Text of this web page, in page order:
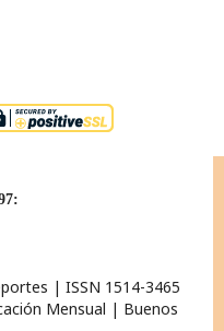
| ISSN 1514-3465
Mensual | Buenos